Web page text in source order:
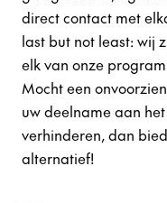
direct contact met
last but not least: wij
elk van onze
Mocht een
uw deelname aan
verhinderen, dan
alternatief!